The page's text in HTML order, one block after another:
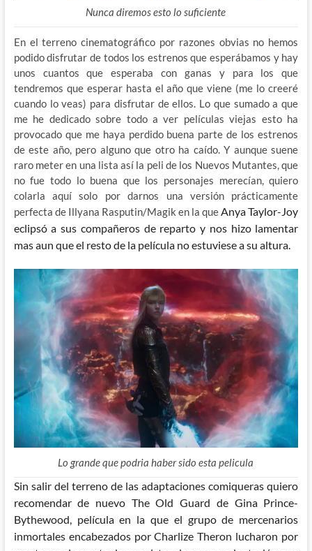
Nunca diremos esto lo suficiente
En el terreno cinematográfico por razones obvias no hemos
podido disfrutar de todos los estrenos que esperábamos y hay
unos cuantos que esperaba con ganas y para los que
tendremos que esperar hasta el año que viene (me lo creeré
cuando lo veas) para disfrutar de ellos. Lo que sumado a que
me he dedicado sobre todo a ver películas viejas esto ha
provocado que me haya perdido buena parte de los estrenos
de este año, pero alguno que otro ha caído. Y aunque suene
raro meter en una lista así la peli de los Nuevos Mutantes, que
no fue todo lo buena que los personajes merecían, quiero
colarla aquí solo por darnos una versión prácticamente
perfecta de Illyana Rasputin/Magik en la queAnya Taylor-Joy
eclipsó a sus compañeros de reparto y nos hizo lamentar
mas aun que el resto de la película no estuviese a su altura.
Lo grande que podria haber sido esta pelicula
Sin salir del terreno de las adaptaciones comiqueras quiero
recomendar de nuevo The Old Guard de Gina Prince-
Bythewood, película en la que el grupo de mercenarios
inmortales encabezados por Charlize Theron lucharon por